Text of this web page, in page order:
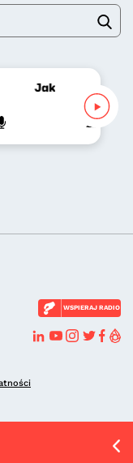
Jak najBarciś
Zbigniew
WSPIERAJ RADIO